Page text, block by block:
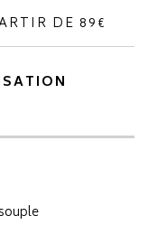
DE 89€